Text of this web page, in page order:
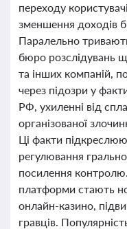
переходу
зменшення доходів
Паралельно
бюро розслідувань
та інших компаній,
через підозри у
РФ, ухиленні від
організованої
Ці факти
регулювання
посилення
платформи стають
онлайн-казино,
гравців.